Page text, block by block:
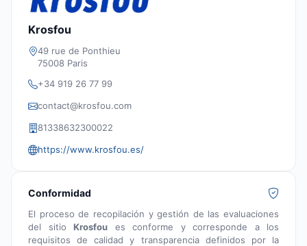
Krosfou
49 rue de Ponthieu
75008 Paris
+34 919 26 77 99
contact@krosfou.com
81338632300022
https://www.krosfou.es/
Conformidad
El proceso de recopilación y gestión de las evaluaciones
del sitio Krosfou es conforme y corresponde a los
requisitos de calidad y transparencia definidos por la